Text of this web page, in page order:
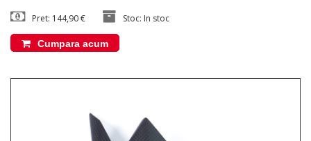
Pret: 144,90 € Stoc: In stoc
Cumpara acum